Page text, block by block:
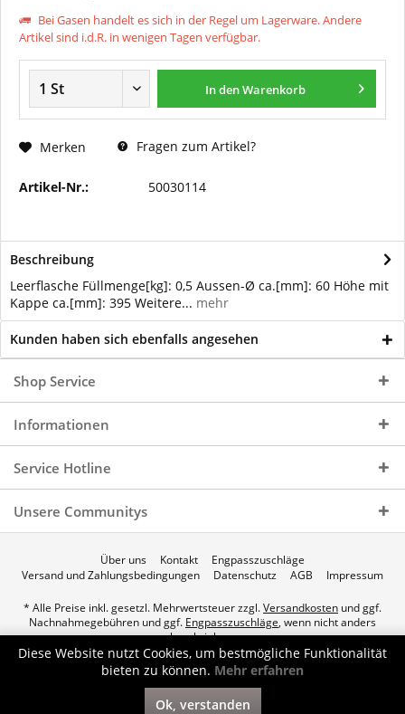
Bei Gasen handelt es sich in der Regel um Lagerware. Andere
Artikel sind i.d.R. in wenigen Tagen verfügbar.
In denWarenkorb
Merken Fragen zum Artikel?
Artikel-Nr.: 50030114
Beschreibung
Leerflasche Füllmenge[kg]: 0,5 Aussen-Ø ca.[mm]: 60 Höhe mit
Kappe ca.[mm]: 395 Weitere... mehr
Kunden haben sich ebenfalls angesehen
Shop Service
Informationen
Service Hotline
Unsere Communitys
Über uns Kontakt
Engpasszuschläge
Versand und Zahlungsbedingungen
Datenschutz AGB Impressum
* Alle Preise inkl. gesetzl. Mehrwertsteuer zzgl.Versandkosten und ggf.
Nachnahmegebühren und ggf. Engpasszuschläge, wenn nicht anders
beschrieben.
© 2026 p.a.c. Gasservice GmbH - All Rights Reserved. Theme by
ThemeWare®
Diese Website nutzt Cookies, um bestmögliche Funktionalität
bieten zu können. Mehr erfahren
Ok, verstanden